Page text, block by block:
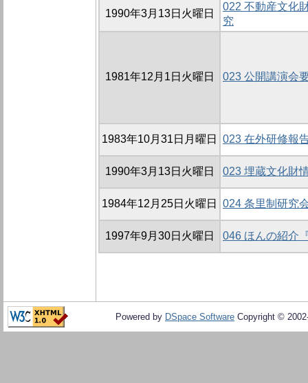
1990年3月13日火曜日
022 不動産文化
究
1981年12月1日火曜日 023 公開講演会
1983年10月31日月曜日 023 在外研修報
1990年3月13日火曜日 023 埋蔵文化財
1984年12月25日火曜日 024 条里制研究
1997年9月30日火曜日 046 ほんの紹介
Powered by DSpace Software Copyright ©